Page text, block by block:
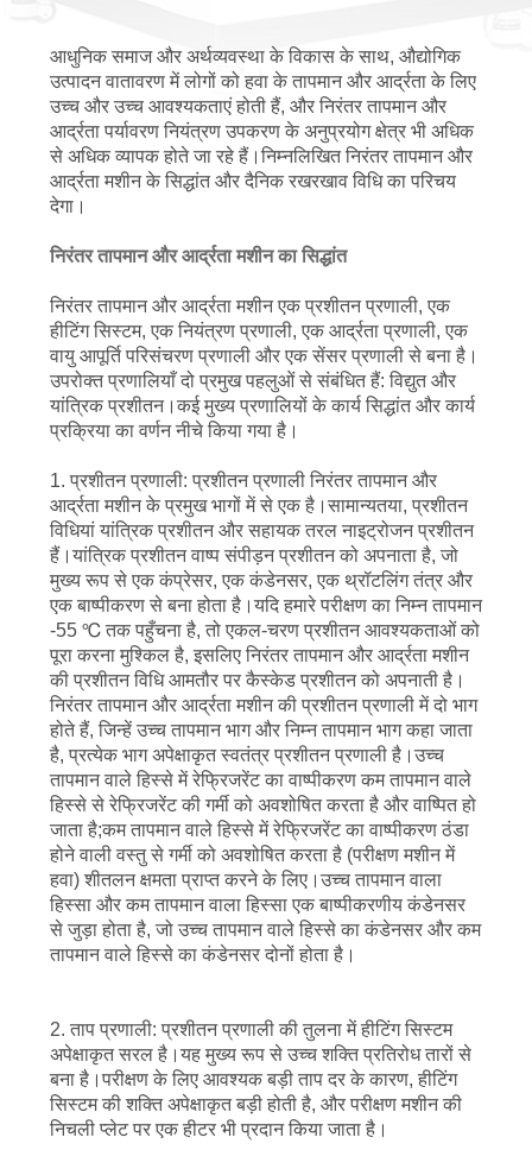
उद्धरण
की
विनती
करे
साइटमैप
PRIVACY
POLICY
आधुनिक समाज और अर्थव्यवस्था के विकास के साथ, औद्योगिक
उत्पादन वातावरण में लोगों को हवा के तापमान और आर्द्रता के लिए
उच्च और उच्च आवश्यकताएं होती हैं, और निरंतर तापमान और
आर्द्रता पर्यावरण नियंत्रण उपकरण के अनुप्रयोग क्षेत्र भी अधिक
से अधिक व्यापक होते जा रहे हैं।निम्नलिखित निरंतर तापमान और
आर्द्रता मशीन के सिद्धांत और दैनिक रखरखाव विधि का परिचय
देगा।
निरंतर तापमान और आर्द्रता मशीन का सिद्धांत
निरंतर तापमान और आर्द्रता मशीन एक प्रशीतन प्रणाली, एक
हीटिंग सिस्टम, एक नियंत्रण प्रणाली, एक आर्द्रता प्रणाली, एक
वायु आपूर्ति परिसंचरण प्रणाली और एक सेंसर प्रणाली से बना है।
उपरोक्त प्रणालियाँ दो प्रमुख पहलुओं से संबंधित हैं: विद्युत और
यांत्रिक प्रशीतन।कई मुख्य प्रणालियों के कार्य सिद्धांत और कार्य
प्रक्रिया का वर्णन नीचे किया गया है।
1. प्रशीतन प्रणाली: प्रशीतन प्रणाली निरंतर तापमान और
आर्द्रता मशीन के प्रमुख भागों में से एक है।सामान्यतया, प्रशीतन
विधियां यांत्रिक प्रशीतन और सहायक तरल नाइट्रोजन प्रशीतन
हैं।यांत्रिक प्रशीतन वाष्प संपीड़न प्रशीतन को अपनाता है, जो
मुख्य रूप से एक कंप्रेसर, एक कंडेनसर, एक थ्रॉटलिंग तंत्र और
एक बाष्पीकरण से बना होता है।यदि हमारे परीक्षण का निम्न तापमान
-55 ℃ तक पहुँचना है, तो एकल-चरण प्रशीतन आवश्यकताओं को
पूरा करना मुश्किल है, इसलिए निरंतर तापमान और आर्द्रता मशीन
की प्रशीतन विधि आमतौर पर कैस्केड प्रशीतन को अपनाती है।
निरंतर तापमान और आर्द्रता मशीन की प्रशीतन प्रणाली में दो भाग
होते हैं, जिन्हें उच्च तापमान भाग और निम्न तापमान भाग कहा जाता
है, प्रत्येक भाग अपेक्षाकृत स्वतंत्र प्रशीतन प्रणाली है।उच्च
तापमान वाले हिस्से में रेफ्रिजरेंट का वाष्पीकरण कम तापमान वाले
हिस्से से रेफ्रिजरेंट की गर्मी को अवशोषित करता है और वाष्पित हो
जाता है;कम तापमान वाले हिस्से में रेफ्रिजरेंट का वाष्पीकरण ठंडा
होने वाली वस्तु से गर्मी को अवशोषित करता है (परीक्षण मशीन में
हवा) शीतलन क्षमता प्राप्त करने के लिए।उच्च तापमान वाला
हिस्सा और कम तापमान वाला हिस्सा एक बाष्पीकरणीय कंडेनसर
से जुड़ा होता है, जो उच्च तापमान वाले हिस्से का कंडेनसर और कम
तापमान वाले हिस्से का कंडेनसर दोनों होता है।
2. ताप प्रणाली: प्रशीतन प्रणाली की तुलना में हीटिंग सिस्टम
अपेक्षाकृत सरल है।यह मुख्य रूप से उच्च शक्ति प्रतिरोध तारों से
बना है।परीक्षण के लिए आवश्यक बड़ी ताप दर के कारण, हीटिंग
सिस्टम की शक्ति अपेक्षाकृत बड़ी होती है, और परीक्षण मशीन की
निचली प्लेट पर एक हीटर भी प्रदान किया जाता है।